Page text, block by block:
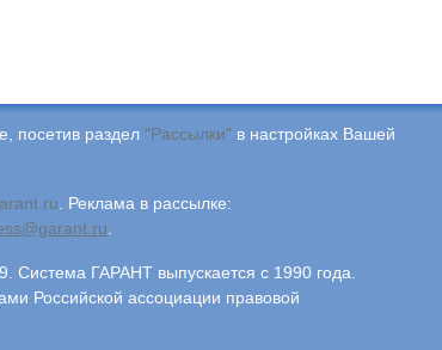
посетив раздел "Рассылки" в настройках Вашей
Реклама в рассылке:
ГАРАНТ выпускается с 1990 года.
Российской ассоциации правовой